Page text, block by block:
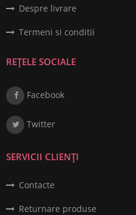
Despre livrare
Termeni si conditii
REȚELE SOCIALE
Facebook
Twitter
SERVICII CLIENȚI
Contacte
Returnare produse